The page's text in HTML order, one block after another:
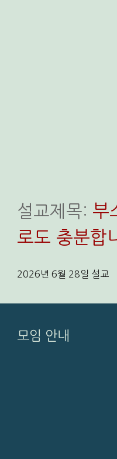
설교제목: 부
로도 충분합
2026년6월 28일 설교
모임 안내